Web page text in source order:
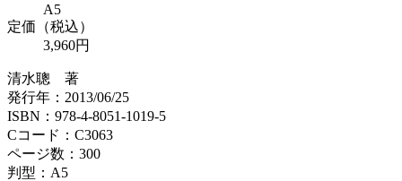
A5
定価（税込）
3,960円
清水聰 著
発行年：2013/06/25
ISBN：978-4-8051-1019-5
Cコード：C3063
ページ数：300
判型：A5